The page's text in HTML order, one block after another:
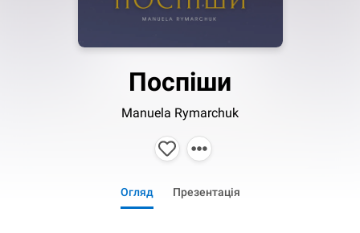
Поспіши
Manuela Rymarchuk
Огляд Презентація